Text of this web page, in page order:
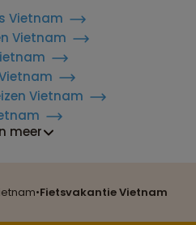
•Fietsvakantie Vietnam
Vietnam
Vietnam
Vietnam
meer